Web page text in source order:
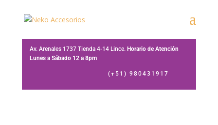
Av. Arenales 1737 Tienda 4-14 Lince. Horario de Atención
Lunes a Sábado 12 a 8pm
(+51) 980431917